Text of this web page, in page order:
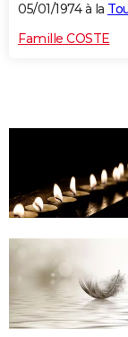
05/01/1974 à la
Famille COSTE